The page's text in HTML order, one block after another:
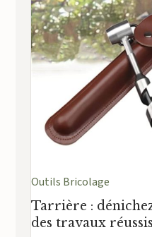
Outils Bricolage
Tarrière :
des travaux